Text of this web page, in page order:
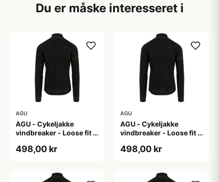
Du er måske interesseret i
AGU
AGU - Cykeljakke
vindbreaker - Loose fit -
498,00 kr
AGU
AGU - Cykeljakke
vindbreaker - Loose fit -
498,00 kr